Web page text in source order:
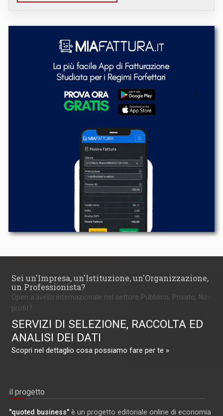
Sei un'Impresa, un'Istituzione, un'Organizzazione,
un Professionista?
Operi a livello internazionale nel settore Pubblico, Privato, No-
profit?
SERVIZI DI SELEZIONE, RACCOLTA ED
ANALISI DEI DATI
Scopri nel dettaglio cosa possiamo fare per te »
il progetto
"quoted business" è un progetto editoriale online di economia